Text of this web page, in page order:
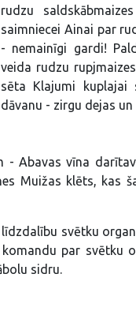
rudzu
saimniecei Ainai par
- nemainīgi gardi!
veida rudzu
sēta Klajumi kuplajai
dāvanu - zirgu dejas
- Abavas vīna
Muižas klēts, kas
svētku
par svētku
sidru.